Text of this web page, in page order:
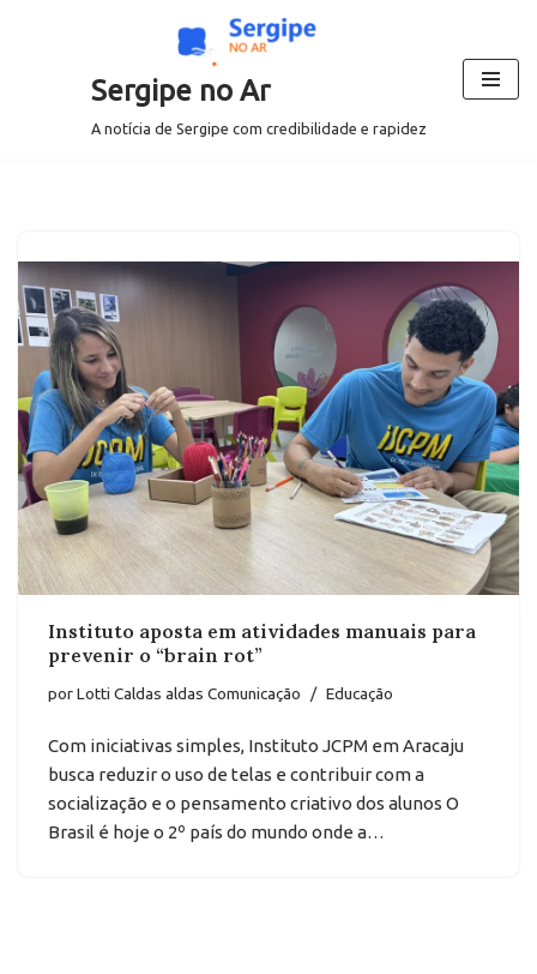
Sergipe no Ar
A notícia de Sergipe com credibilidade e rapidez
Instituto aposta em atividades manuais para
prevenir o “brain rot”
porLotti Caldas aldas Comunicação Educação
Com iniciativas simples, Instituto JCPM em Aracaju
busca reduzir o uso de telas e contribuir com a
socialização e o pensamento criativo dos alunos O
Brasil é hoje o 2º país do mundo onde a…